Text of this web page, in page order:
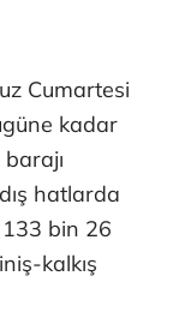
Cumartesi
kadar
hatlarda
bin 26
kalkış